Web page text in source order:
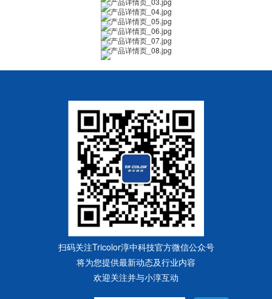
扫码关注Tricolor淳中科技官方微信公众号
将为您提供最新动态及行业内容
欢迎关注并与小淳互动